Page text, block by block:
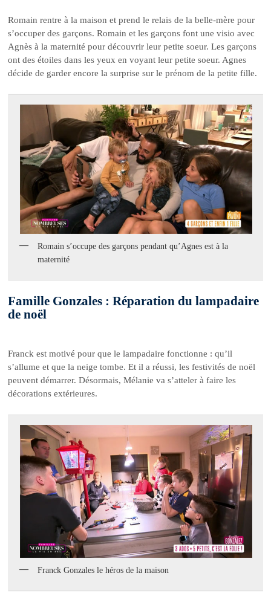
Romain rentre à la maison et prend le relais de la belle-mère pour
s’occuper des garçons. Romain et les garçons font une visio avec
Agnès à la maternité pour découvrir leur petite soeur. Les garçons
ont des étoiles dans les yeux en voyant leur petite soeur. Agnes
décide de garder encore la surprise sur le prénom de la petite fille.
Romain s’occupe des garçons pendant qu’Agnes est à la
maternité
Famille Gonzales : Réparation du lampadaire
de noël
Franck est motivé pour que le lampadaire fonctionne : qu’il
s’allume et que la neige tombe. Et il a réussi, les festivités de noël
peuvent démarrer. Désormais, Mélanie va s’atteler à faire les
décorations extérieures.
Franck Gonzales le héros de la maison